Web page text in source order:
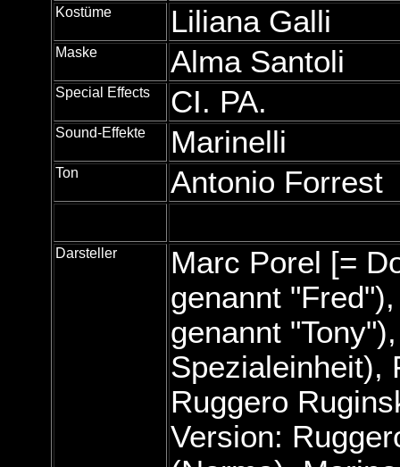
Kostüme Liliana Galli
Maske Alma Santoli
Special Effects CI. PA.
Sound-Effekte Marinelli
Ton Antonio Forrest
Darsteller
Marc Porel [=
genannt
genannt
Spezialeinheit),
Ruggero
Version: